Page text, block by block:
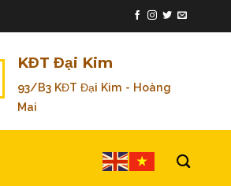
KĐT Đại Kim
93/B3 KĐT Đại Kim - Hoàng
Mai